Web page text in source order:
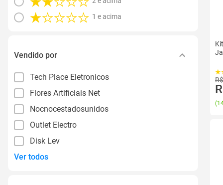
1 e acima
Vendido por
Tech Place Eletronicos
Flores Artificiais Net
Nocnocestadosunidos
Outlet Electro
Disk Lev
Ver todos
(